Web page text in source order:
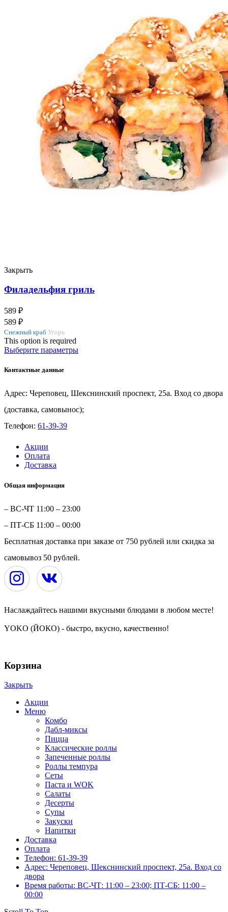
Закрыть
Филадельфия гриль
589 ₽
589 ₽
Снежный краб Угорь
This option is required
Выберите параметры
Контактные данные
Адрес: Череповец, Шекснинский проспект, 25а. Вход со двора
(доставка, самовынос);
Телефон: 61-39-39
Акции
Оплата
Доставка
Общая информация
– ВС-ЧТ 11:00 – 23:00
– ПТ-СБ 11:00 – 00:00
Бесплатная доставка при заказе от 750 рублей или скидка за
самовывоз 50 рублей.
Наслаждайтесь нашими вкусными блюдами в любом месте!
YOKO (ЙОКО) - быстро, вкусно, качественно!
Корзина
Закрыть
Акции
Меню
Комбо
Дабл-миксы
Пицца
Классические роллы
Запеченные роллы
Роллы темпура
Сеты
Паста и WOK
Салаты
Десерты
Супы
Закуски
Напитки
Доставка
Оплата
Телефон: 61-39-39
Адрес: Череповец, Шекснинский проспект, 25а. Вход со
двора
Время работы: ВС-ЧТ: 11:00 – 23:00; ПТ-СБ: 11:00 –
00:00